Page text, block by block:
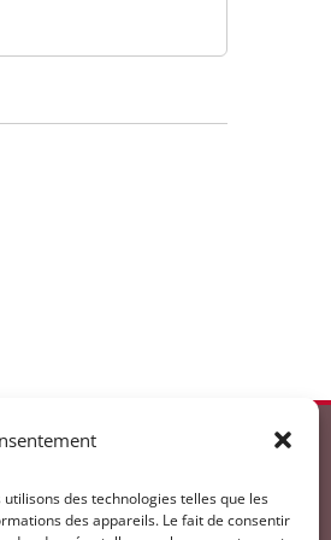
des technologies telles que les
des appareils. Le fait de consentir